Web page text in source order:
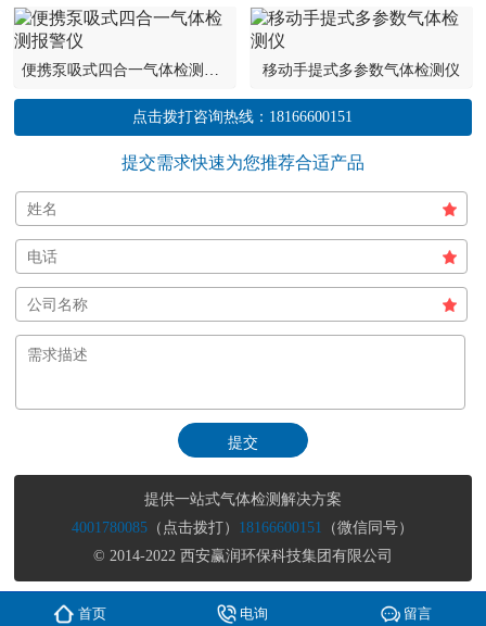
便携泵吸式四合一气体检测报警仪 移动手提式多参数气体检测仪
点击拨打咨询热线： 18166600151
提交需求快速为您推荐合适产品
提供一站式气体检测解决方案
4001780085 （点击拨打） 18166600151 （微信同号）
© 2014-2022 西安赢润环保科技集团有限公司
首页 电询 留言